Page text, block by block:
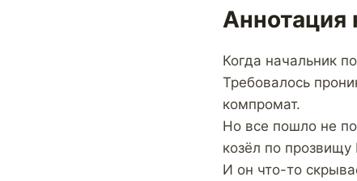
Аннотация
Когда начальник
Требовалось
компромат.
Но все пошло не
козёл по прозвищу
И он что-то